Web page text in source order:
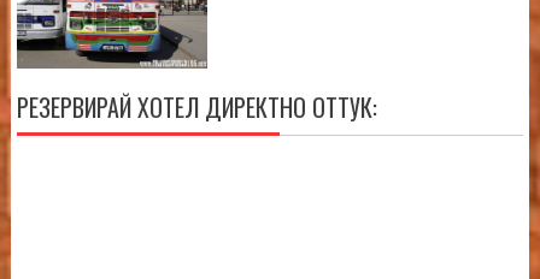
РЕЗЕРВИРАЙ ХОТЕЛ ДИРЕКТНО ОТТУК: